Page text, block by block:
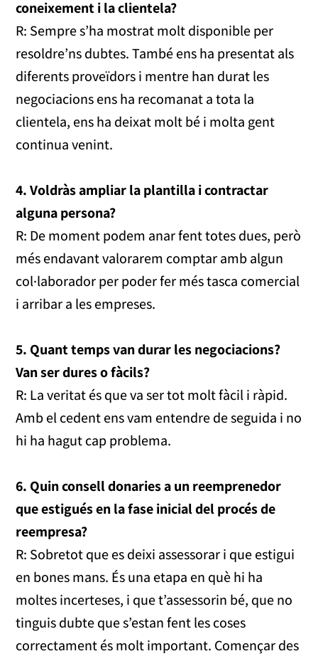
coneixement i la clientela?
R: Sempre s’ha mostrat molt disponible per
resoldre’ns dubtes. També ens ha presentat als
diferents proveïdors i mentre han durat les
negociacions ens ha recomanat a tota la
clientela, ens ha deixat molt bé i molta gent
continua venint.
4. Voldràs ampliar la plantilla i contractar
alguna persona?
R: De moment podem anar fent totes dues, però
més endavant valorarem comptar amb algun
col·laborador per poder fer més tasca comercial
i arribar a les empreses.
5. Quant temps van durar les negociacions?
Van ser dures o fàcils?
R: La veritat és que va ser tot molt fàcil i ràpid.
Amb el cedent ens vam entendre de seguida i no
hi ha hagut cap problema.
6. Quin consell donaries a un reemprenedor
que estigués en la fase inicial del procés de
reempresa?
R: Sobretot que es deixi assessorar i que estigui
en bones mans. És una etapa en què hi ha
moltes incerteses, i que t’assessorin bé, que no
tinguis dubte que s’estan fent les coses
correctament és molt important. Començar des